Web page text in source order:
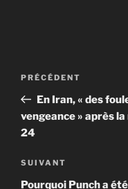
Navigation
l’article
Article
précédent
PRÉCÉDENT
En Iran, « des
vengeance » après
24
Article
suivant
SUIVANT
Pourquoi Punch a